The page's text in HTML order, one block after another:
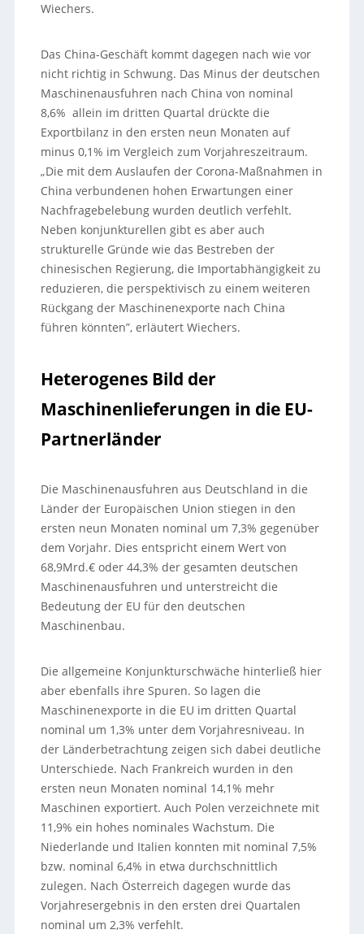
Wiechers.
Das China-Geschäft kommt dagegen nach wie vor
nicht richtig in Schwung. Das Minus der deutschen
Maschinenausfuhren nach China von nominal
8,6% allein im dritten Quartal drückte die
Exportbilanz in den ersten neun Monaten auf
minus 0,1% im Vergleich zum Vorjahreszeitraum.
„Die mit dem Auslaufen der Corona-Maßnahmen in
China verbundenen hohen Erwartungen einer
Nachfragebelebung wurden deutlich verfehlt.
Neben konjunkturellen gibt es aber auch
strukturelle Gründe wie das Bestreben der
chinesischen Regierung, die Importabhängigkeit zu
reduzieren, die perspektivisch zu einem weiteren
Rückgang der Maschinenexporte nach China
führen könnten”, erläutert Wiechers.
Heterogenes Bild der
Maschinenlieferungen in die EU-
Partnerländer
Die Maschinenausfuhren aus Deutschland in die
Länder der Europäischen Union stiegen in den
ersten neun Monaten nominal um 7,3% gegenüber
dem Vorjahr. Dies entspricht einem Wert von
68,9Mrd.€ oder 44,3% der gesamten deutschen
Maschinenausfuhren und unterstreicht die
Bedeutung der EU für den deutschen
Maschinenbau.
Die allgemeine Konjunkturschwäche hinterließ hier
aber ebenfalls ihre Spuren. So lagen die
Maschinenexporte in die EU im dritten Quartal
nominal um 1,3% unter dem Vorjahresniveau. In
der Länderbetrachtung zeigen sich dabei deutliche
Unterschiede. Nach Frankreich wurden in den
ersten neun Monaten nominal 14,1% mehr
Maschinen exportiert. Auch Polen verzeichnete mit
11,9% ein hohes nominales Wachstum. Die
Niederlande und Italien konnten mit nominal 7,5%
bzw. nominal 6,4% in etwa durchschnittlich
zulegen. Nach Österreich dagegen wurde das
Vorjahresergebnis in den ersten drei Quartalen
nominal um 2,3% verfehlt.